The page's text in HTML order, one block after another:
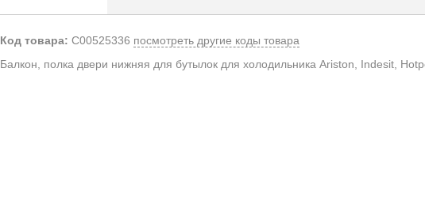
Код товара: C00525336 посмотреть другие коды товара
Балкон, полка двери нижняя для бутылок для холодильника Ariston, Indesit,